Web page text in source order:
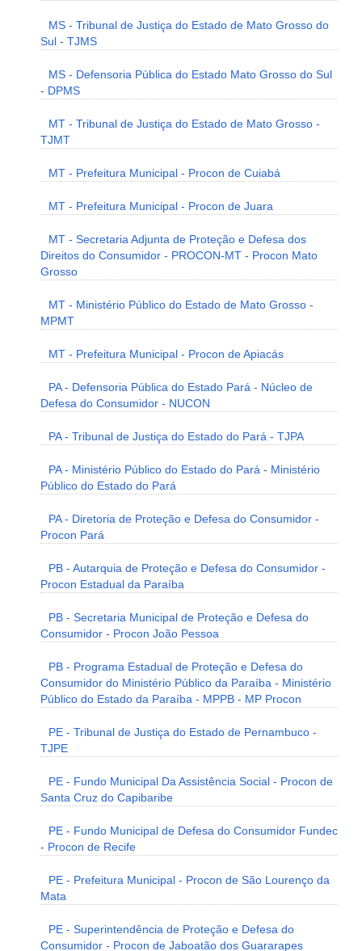
MS - Tribunal de Justiça do Estado de Mato Grosso do
Sul - TJMS
MS - Defensoria Pública do Estado Mato Grosso do Sul
- DPMS
MT - Tribunal de Justiça do Estado de Mato Grosso -
TJMT
MT - Prefeitura Municipal - Procon de Cuiabá
MT - Prefeitura Municipal - Procon de Juara
MT - Secretaria Adjunta de Proteção e Defesa dos
Direitos do Consumidor - PROCON-MT - Procon Mato
Grosso
MT - Ministério Público do Estado de Mato Grosso -
MPMT
MT - Prefeitura Municipal - Procon de Apiacás
PA - Defensoria Pública do Estado Pará - Núcleo de
Defesa do Consumidor - NUCON
PA - Tribunal de Justiça do Estado do Pará - TJPA
PA - Ministério Público do Estado do Pará - Ministério
Público do Estado do Pará
PA - Diretoria de Proteção e Defesa do Consumidor -
Procon Pará
PB - Autarquia de Proteção e Defesa do Consumidor -
Procon Estadual da Paraíba
PB - Secretaria Municipal de Proteção e Defesa do
Consumidor - Procon João Pessoa
PB - Programa Estadual de Proteção e Defesa do
Consumidor do Ministério Público da Paraíba - Ministério
Público do Estado da Paraíba - MPPB - MP Procon
PE - Tribunal de Justiça do Estado de Pernambuco -
TJPE
PE - Fundo Municipal Da Assistência Social - Procon de
Santa Cruz do Capibaribe
PE - Fundo Municipal de Defesa do Consumidor Fundec
- Procon de Recife
PE - Prefeitura Municipal - Procon de São Lourenço da
Mata
PE - Superintendência de Proteção e Defesa do
Consumidor - Procon de Jaboatão dos Guararapes